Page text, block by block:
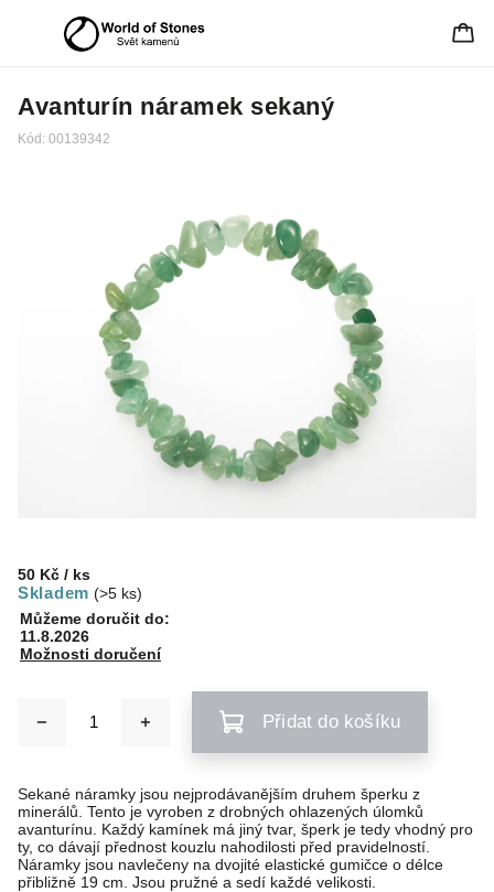
Avanturín náramek sekaný
Kód: 00139342
50 Kč / ks
Skladem (>5 ks)
Můžeme doručit do:
11.8.2026
Možnosti doručení
Přidat do košíku
Sekané náramky jsou nejprodávanějším druhem šperku z
minerálů. Tento je vyroben z drobných ohlazených úlomků
avanturínu. Každý kamínek má jiný tvar, šperk je tedy vhodný pro
ty, co dávají přednost kouzlu nahodilosti před pravidelností.
Náramky jsou navlečeny na dvojité elastické gumičce o délce
přibližně 19 cm. Jsou pružné a sedí každé velikosti.